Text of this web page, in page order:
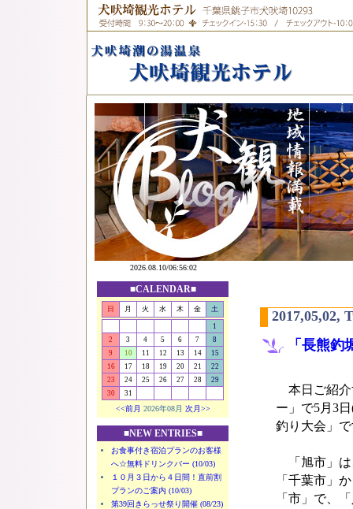
■CALENDAR■
日 月 火 水 木 金 土
1
2
3 4 5 6 7
8
9
10 11 12 13 14
15
16
17 18 19 20 21
22
23
24 25 26 27 28
29
30
31
<<前月 2026年08月 次月>>
■NEW ENTRIES■
お食事付き宿泊プランのお客様
へ☆無料ドリンクバー (10/03)
１０月３日から４日間！直前割
プランのご案内 (10/03)
第39回きらっせ祭り開催 (08/23)
2017,05,02,
「長熊
本日ご紹介
ー」で5月3
釣り大会」
「旭市」は
「千葉市」
「市」で、